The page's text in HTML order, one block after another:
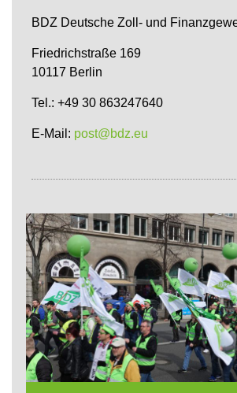
BDZ Deutsche Zoll- und
Friedrichstraße 169
10117 Berlin
Tel.: +49 30 863247640
E-Mail: post@bdz.eu